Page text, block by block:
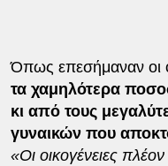
Όπως επεσήμαναν οι
τα χαμηλότερα
κι από τους
γυναικών που
«Οι οικογένειες